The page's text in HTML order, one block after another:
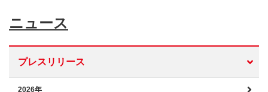
ニュース
プレスリリース
2026年